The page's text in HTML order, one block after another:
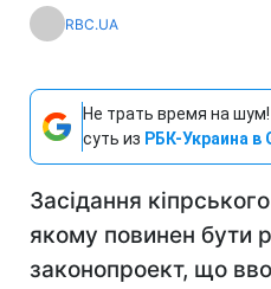
RBC.UA
Не трать время на
суть из РБК-Украина в
Засідання
якому повинен бути
законопроект, що